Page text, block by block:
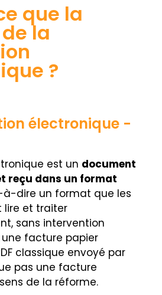
que la
la
?
électronique -
est un document
reçu dans un format
à-dire un format que les
lire et traiter
sans intervention
une facture papier
classique envoyé par
pas une facture
de la réforme.